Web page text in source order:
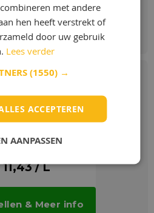
& Meer info
Lube PTFE
/ L
& Meer info
met andere
hen heeft verstrekt of
door uw gebruik
Lees verder
(1550) →
ACCEPTEREN
AANPASSEN